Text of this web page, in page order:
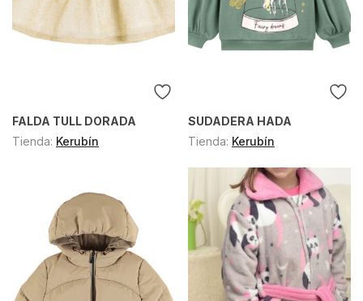
FALDA TULL DORADA
Tienda: Kerubín
SUDADERA HADA
Tienda: Kerubín